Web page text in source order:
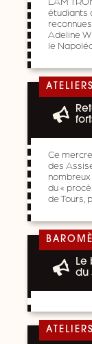
étudiants
Adeline
le
Ce
des
du «
de Tours,
Le
du